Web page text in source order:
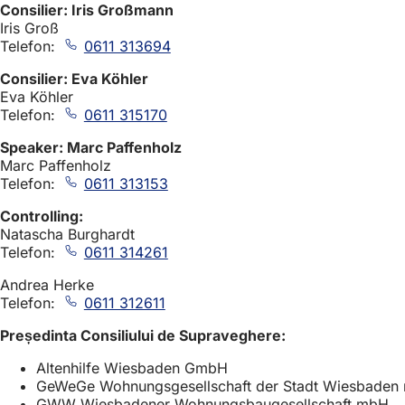
Consilier: Iris Großmann
Iris Groß
Telefon:
0611 313694
Consilier: Eva Köhler
Eva Köhler
Telefon:
0611 315170
Speaker: Marc Paffenholz
Marc Paffenholz
Telefon:
0611 313153
Controlling:
Natascha Burghardt
Telefon:
0611 314261
Andrea Herke
Telefon:
0611 312611
Președinta Consiliului de Supraveghere:
Altenhilfe Wiesbaden GmbH
GeWeGe Wohnungsgesellschaft der Stadt Wiesbaden